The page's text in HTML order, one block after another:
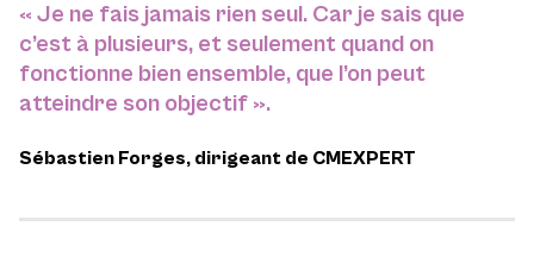
Sébastien Forges, dirigeant de CMEXPERT
« Je ne fais jamais rien seul. Car je sais que
c’est à plusieurs, et seulement quand on
fonctionne bien ensemble, que l’on peut
atteindre son objectif ».